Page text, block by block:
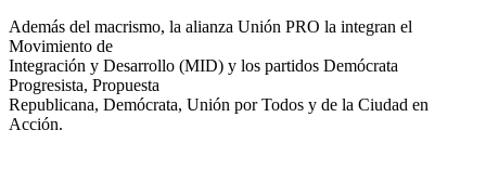
Además del macrismo, la alianza Unión PRO la integran el
Movimiento de
Integración y Desarrollo (MID) y los partidos Demócrata
Progresista, Propuesta
Republicana, Demócrata, Unión por Todos y de la Ciudad en
Acción.